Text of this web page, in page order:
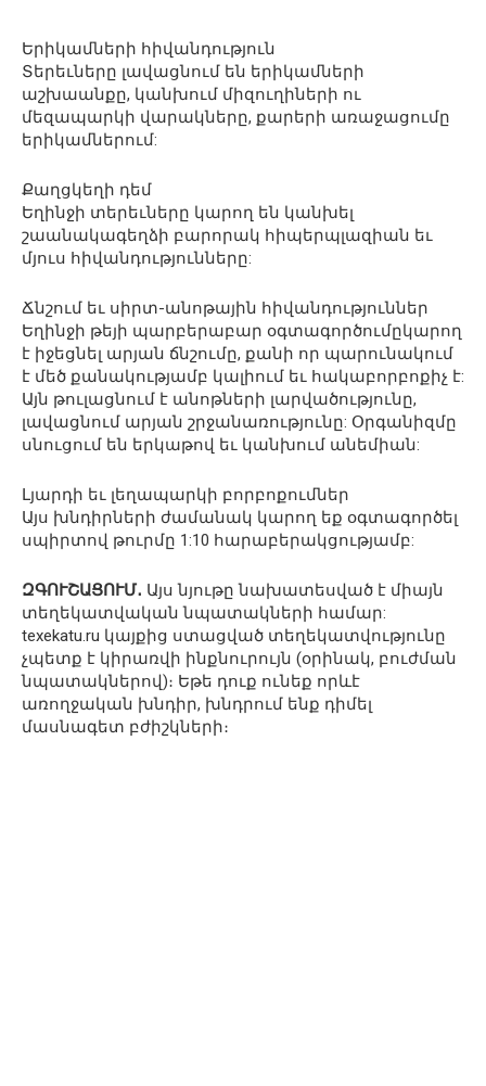
Երիկամների հիվանդություն
Տերեւները լավացնում են երիկամների
աշխաանքը, կանխում միզուղիների ու
մեզապարկի վարակները, քարերի առաջացումը
երիկամներում:
Քաղցկեղի դեմ
Եղինջի տերեւները կարող են կանխել
շաանակագեղձի բարորակ հիպերպլազիան եւ
մյուս հիվանդությունները:
Ճնշում եւ սիրտ-անոթային հիվանդություններ
Եղինջի թեյի պարբերաբար օգտագործումըկարող
է իջեցնել արյան ճնշումը, քանի որ պարունակում
է մեծ քանակությամբ կալիում եւ հակաբորբոքիչ է:
Այն թուլացնում է անոթների լարվածությունը,
լավացնում արյան շրջանառությունը: Օրգանիզմը
սնուցում են երկաթով եւ կանխում անեմիան:
Լյարդի եւ լեղապարկի բորբոքումներ
Այս խնդիրների ժամանակ կարող եք օգտագործել
սպիրտով թուրմը 1:10 հարաբերակցությամբ:
ԶԳՈՒՇԱՑՈՒՄ․ Այս նյութը նախատեսված է միայն
տեղեկատվական նպատակների համար:
texekatu.ru կայքից ստացված տեղեկատվությունը
չպետք է կիրառվի ինքնուրույն (օրինակ, բուժման
նպատակներով)։ Եթե դուք ունեք որևէ
առողջական խնդիր, խնդրում ենք դիմել
մասնագետ բժիշկների։